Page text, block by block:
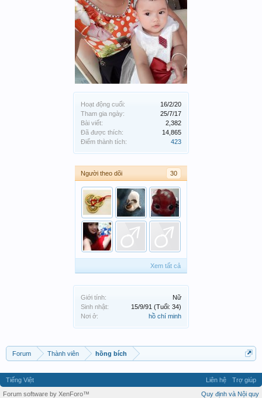
Hoạt động cuối:
16/2/20
Tham gia ngày:
25/7/17
Bài viết:
2,382
Đã được thích:
14,865
Điểm thành tích:
423
Người theo dõi 30
Xem tất cả
Giới tính:
Nữ
Sinh nhật:
15/9/91 (Tuổi: 34)
Nơi ở:
hồ chí minh
Forum Thành viên hồng bích
Tiếng Việt Liên hệ
Trợ giúp
Quy định và Nội quy
Forum software by XenForo™